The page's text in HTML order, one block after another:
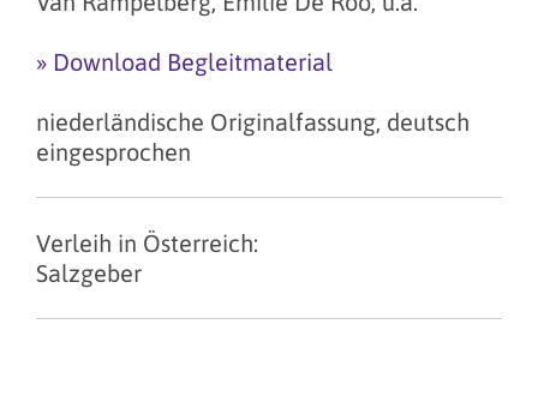
» Download Begleitmaterial
niederländische Originalfassung, deutsch
eingesprochen
Verleih in Österreich:
Salzgeber